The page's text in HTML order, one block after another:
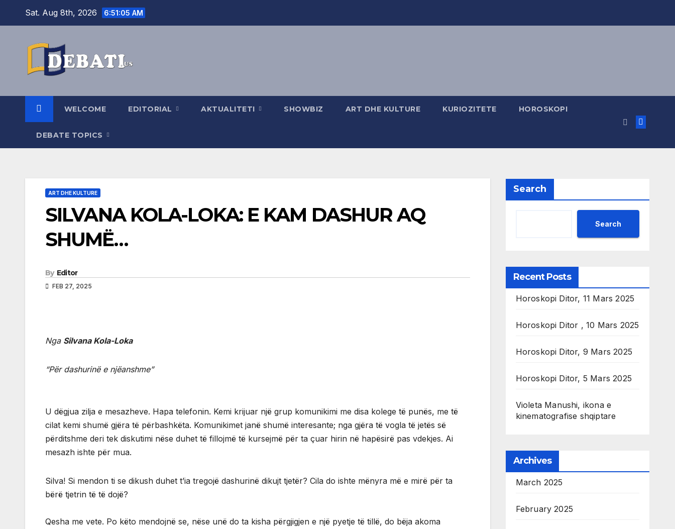
Sat. Aug 8th, 2026 6:51:05 AM
WELCOME EDITORIAL AKTUALITETI SHOWBIZ ART DHE KULTURE KURIOZITETE HOROSKOPI
DEBATE TOPICS
ART DHE KULTURE
SILVANA KOLA-LOKA: E KAM DASHUR AQ
SHUMË…
By Editor
FEB 27, 2025
Nga Silvana Kola-Loka
“Për dashurinë e njëanshme”
U dëgjua zilja e mesazheve. Hapa telefonin. Kemi krijuar një grup komunikimi me disa kolege të punës, me të
cilat kemi shumë gjëra të përbashkëta. Komunikimet janë shumë interesante; nga gjëra të vogla të jetës së
përditshme deri tek diskutimi nëse duhet të fillojmë të kursejmë për ta çuar hirin në hapësirë pas vdekjes. Ai
mesazh ishte për mua.
Silva! Si mendon ti se dikush duhet t’ia tregojë dashurinë dikujt tjetër? Cila do ishte mënyra më e mirë për ta
bërë tjetrin të të dojë?
Qesha me vete. Po këto mendojnë se, nëse unë do ta kisha përgjigjen e një pyetje të tillë, do bëja akoma
Search
Search
Recent Posts
Horoskopi Ditor, 11 Mars 2025
Horoskopi Ditor , 10 Mars 2025
Horoskopi Ditor, 9 Mars 2025
Horoskopi Ditor, 5 Mars 2025
Violeta Manushi, ikona e
kinematografise shqiptare
Archives
March 2025
February 2025